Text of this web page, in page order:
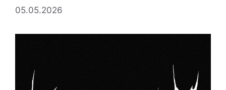
05.05.2026